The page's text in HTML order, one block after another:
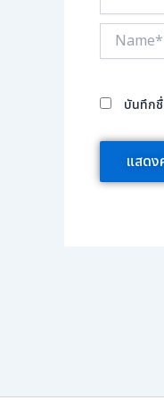
Name*
บันทึกชื่